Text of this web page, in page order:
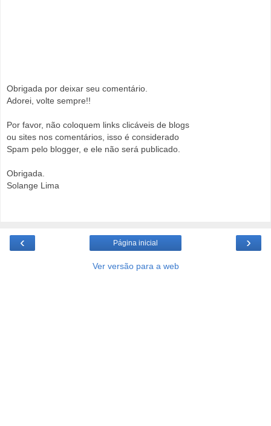
Obrigada por deixar seu comentário.
Adorei, volte sempre!!
Por favor, não coloquem links clicáveis de blogs
ou sites nos comentários, isso é considerado
Spam pelo blogger, e ele não será publicado.
Obrigada.
Solange Lima
‹ ›
Página inicial
Ver versão para a web